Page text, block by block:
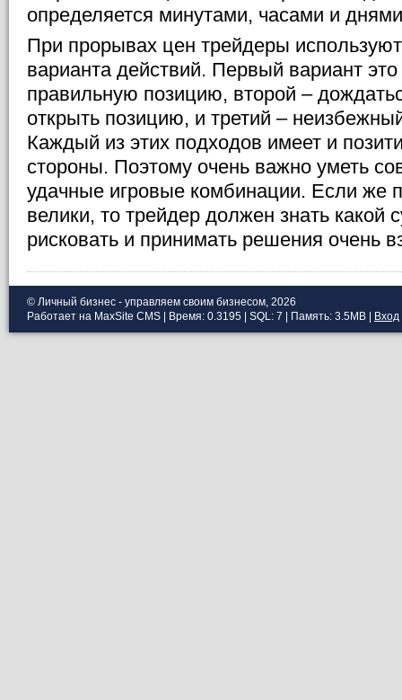
определяется минутами, часами и
При прорывах цен трейдеры
варианта действий. Первый вариант это
правильную позицию, второй –
открыть позицию, и третий –
Каждый из этих подходов имеет и
стороны. Поэтому очень важно уметь
удачные игровые комбинации. Если же
велики, то трейдер должен знать какой
рисковать и принимать решения очень
© Личный бизнес - управляем своим бизнесом, 2026
Работает на MaxSite CMS | Время: 0.3195 | SQL: 7 | Память: 3.5MB
Вход